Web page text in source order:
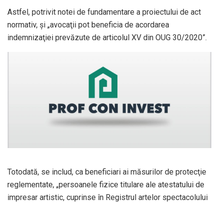
Astfel, potrivit notei de fundamentare a proiectului de act
normativ, şi „avocaţii pot beneficia de acordarea
indemnizaţiei prevăzute de articolul XV din OUG 30/2020”.
Totodată, se includ, ca beneficiari ai măsurilor de protecţie
reglementate, „persoanele fizice titulare ale atestatului de
impresar artistic, cuprinse în Registrul artelor spectacolului